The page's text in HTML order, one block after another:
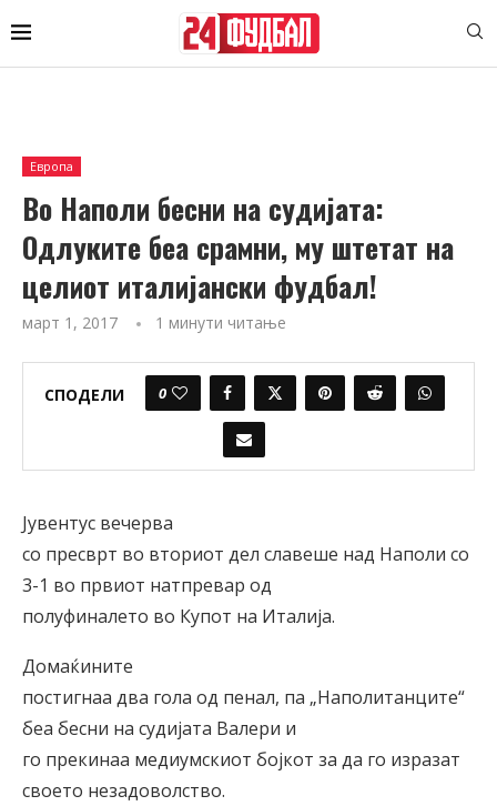
Европа
Во Наполи бесни на судијата:
Одлуките беа срамни, му штетат на
целиот италијански фудбал!
март 1, 2017 1 минути читање
СПОДЕЛИ 0
Јувентус вечерва
со пресврт во вториот дел славеше над Наполи со
3-1 во првиот натпревар од
полуфиналето во Купот на Италија.
Домаќините
постигнаа два гола од пенал, па „Наполитанците“
беа бесни на судијата Валери и
го прекинаа медиумскиот бојкот за да го изразат
своето незадоволство.